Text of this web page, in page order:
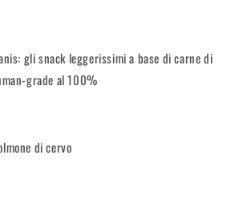
gli snack leggerissimi a base di carne di
grade al 100%
di cervo